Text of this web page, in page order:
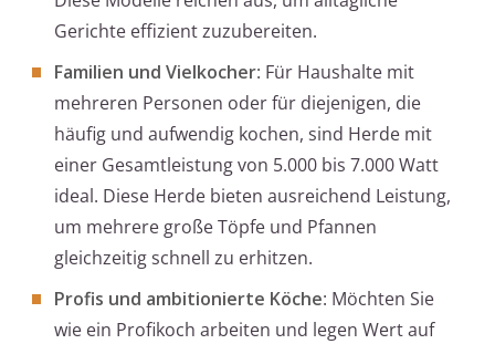
Gerichte effizient zuzubereiten.
Familien und Vielkocher: Für Haushalte mit
mehreren Personen oder für diejenigen, die
häufig und aufwendig kochen, sind Herde mit
einer Gesamtleistung von 5.000 bis 7.000 Watt
ideal. Diese Herde bieten ausreichend Leistung,
um mehrere große Töpfe und Pfannen
gleichzeitig schnell zu erhitzen.
Profis und ambitionierte Köche: Möchten Sie
wie ein Profikoch arbeiten und legen Wert auf